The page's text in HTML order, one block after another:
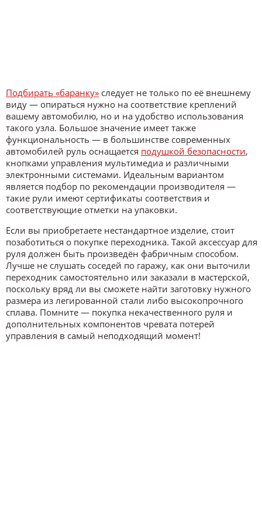
Подбирать «баранку» следует не только по её внешнему
виду — опираться нужно на соответствие креплений
вашему автомобилю, но и на удобство использования
такого узла. Большое значение имеет также
функциональность — в большинстве современных
автомобилей руль оснащается подушкой безопасности,
кнопками управления мультимедиа и различными
электронными системами. Идеальным вариантом
является подбор по рекомендации производителя —
такие рули имеют сертификаты соответствия и
соответствующие отметки на упаковки.
Если вы приобретаете нестандартное изделие, стоит
позаботиться о покупке переходника. Такой аксессуар для
руля должен быть произведён фабричным способом.
Лучше не слушать соседей по гаражу, как они выточили
переходник самостоятельно или заказали в мастерской,
поскольку вряд ли вы сможете найти заготовку нужного
размера из легированной стали либо высокопрочного
сплава. Помните — покупка некачественного руля и
дополнительных компонентов чревата потерей
управления в самый неподходящий момент!